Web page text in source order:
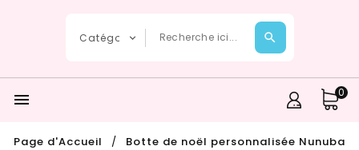
 0
Page d'Accueil Botte de noël personnalisée Nunuba